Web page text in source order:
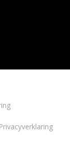
Privacyverklaring